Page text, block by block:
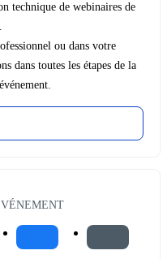
technique de webinaires de
ou dans votre
dans toutes les étapes de la